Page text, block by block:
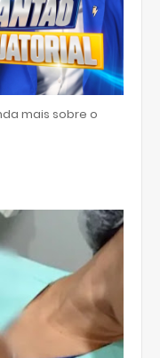
mais sobre o